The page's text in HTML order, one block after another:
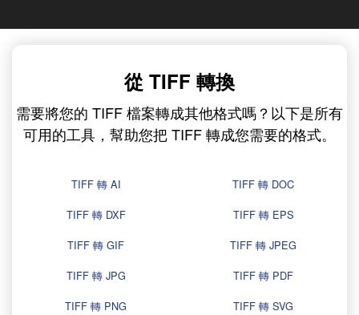
從 TIFF 轉換
需要將您的 TIFF 檔案轉成其他格式嗎？以下是所有
可用的工具，幫助您把 TIFF 轉成您需要的格式。
TIFF 轉 AI
TIFF 轉 DOC
TIFF 轉 DXF
TIFF 轉 EPS
TIFF 轉 GIF
TIFF 轉 JPEG
TIFF 轉 JPG
TIFF 轉 PDF
TIFF 轉 PNG
TIFF 轉 SVG